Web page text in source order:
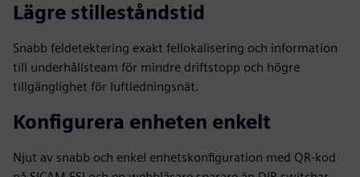
Lägre stilleståndstid
Snabb feldetektering exakt fellokalisering och information
till underhållsteam för mindre driftstopp och högre
tillgänglighet för luftledningsnät.
Konfigurera enheten enkelt
Njut av snabb och enkel enhetskonfiguration med QR-kod